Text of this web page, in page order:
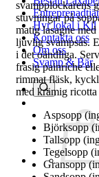
Hyr lokal i Kil
Kontakta oss
Om oss
Svamp & Bär
svampplockarens
stuvningar på
matig lasagne
ljuvlig svampsås.
i det oändliga.
frasig painriche
rimmat fläsk,
med krämig
Aspsopp
Björksopp
Tallsopp
Tegelsopp
Gransopp